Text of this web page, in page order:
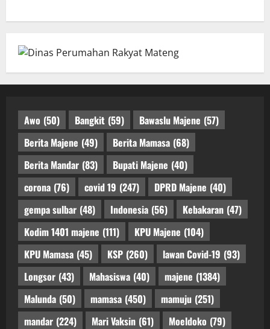
Awo (50) Bangkit (59) Bawaslu Majene (57)
Berita Majene (49) Berita Mamasa (68)
Berita Mandar (83) Bupati Majene (40)
corona (76) covid 19 (247) DPRD Majene (40)
gempa sulbar (48) Indonesia (56) Kebakaran (47)
Kodim 1401 majene (111) KPU Majene (104)
KPU Mamasa (45) KSP (260) lawan Covid-19 (93)
Longsor (43) Mahasiswa (40) majene (1384)
Malunda (50) mamasa (450) mamuju (251)
mandar (224) Mari Vaksin (61) Moeldoko (79)